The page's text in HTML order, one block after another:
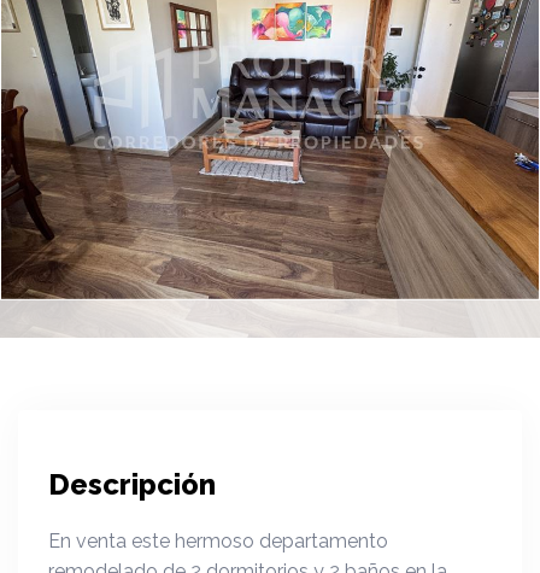
Descripción
En venta este hermoso departamento